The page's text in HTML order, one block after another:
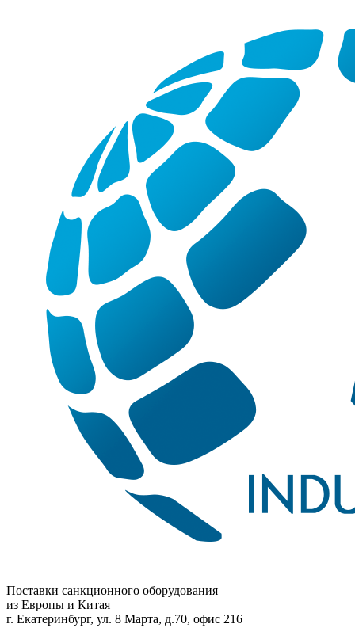
Поставки санкционного оборудования
из Европы и Китая
г. Екатеринбург, ул. 8 Марта, д.70, офис 216